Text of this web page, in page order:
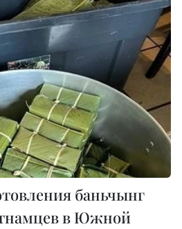
баньчынг
в Южной